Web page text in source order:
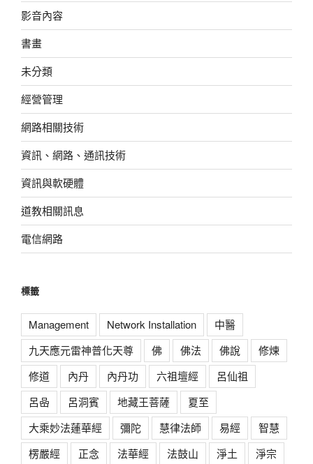
影音內容
書畫
未分類
經營管理
網路相關技術
資訊、網路、通訊技術
資訊與軟硬體
道教相關訊息
電信網路
標籤
Management Network Installation
中醫
九天應元雷神普化天尊
佛 佛法 佛說
修煉
修道
內丹 內丹功 六祖壇經
呂仙祖
呂喦
呂洞賓 地藏王菩薩
夏至
大乘妙法蓮華經
彌陀 慧律法師 易經
智慧
楞嚴經
正念 法華經 法鼓山 淨土 淨宗